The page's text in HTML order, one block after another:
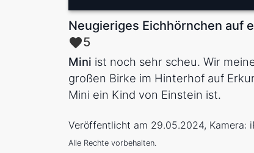
Neugieriges Eichhörnchen auf
5
Mini ist noch sehr scheu. Wir
großen Birke im Hinterhof auf
Mini ein Kind von Einstein ist.
Veröffentlicht am 29.05.2024, Kamera:
Alle Rechte vorbehalten.